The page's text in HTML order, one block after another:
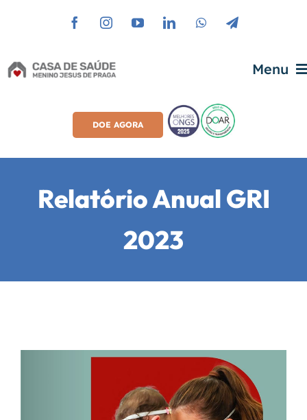
conteúdo
Menu
Sobre A Casa
Transparência
Áreas De Atuação
DOE AGORA
Relatório Anual GRI
2023